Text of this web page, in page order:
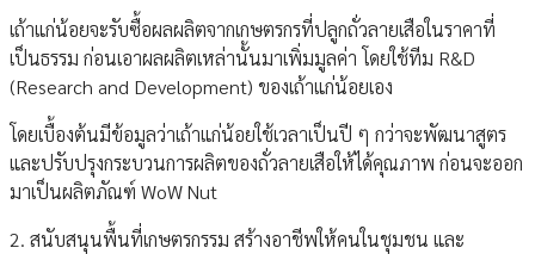
เถ้าแก่น้อยจะรับซื้อผลผลิตจากเกษตรกรที่ปลูกถั่วลายเสือในราคาที่
เป็นธรรม ก่อนเอาผลผลิตเหล่านั้นมาเพิ่มมูลค่า โดยใช้ทีม R&D
(Research and Development) ของเถ้าแก่น้อยเอง
โดยเบื้องต้นมีข้อมูลว่าเถ้าแก่น้อยใช้เวลาเป็นปี ๆ กว่าจะพัฒนาสูตร
และปรับปรุงกระบวนการผลิตของถั่วลายเสือให้ได้คุณภาพ ก่อนจะออก
มาเป็นผลิตภัณฑ์ WoW Nut
2. สนับสนุนพื้นที่เกษตรกรรม สร้างอาชีพให้คนในชุมชน และ